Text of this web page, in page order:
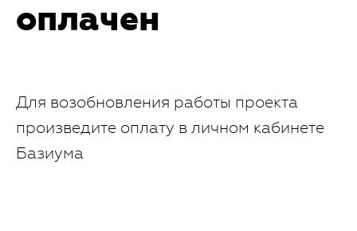
оплачен
Для возобновления работы проекта
произведите оплату в личном кабинете
Базиума